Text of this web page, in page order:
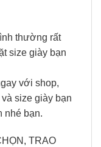
thường rất
size giày bạn
với shop,
size giày bạn
nhé bạn.
TRAO